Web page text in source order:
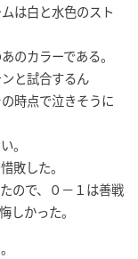
は白と水色のスト
のカラーである。
と試合するん
時点で泣きそうに
。
敗した。
ので、０－１は善戦
しかった。